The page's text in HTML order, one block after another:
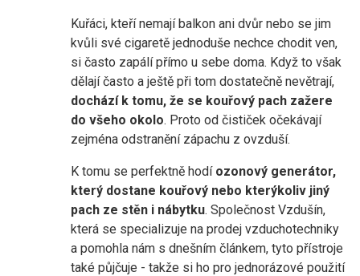
Kuřáci, kteří nemají balkon ani dvůr nebo se jim
kvůli své cigaretě jednoduše nechce chodit ven,
si často zapálí přímo u sebe doma. Když to však
dělají často a ještě při tom dostatečně nevětrají,
dochází k tomu, že se kouřový pach zažere
do všeho okolo. Proto od čističek očekávají
zejména odstranění zápachu z ovzduší.
K tomu se perfektně hodí ozonový generátor,
který dostane kouřový nebo kterýkoliv jiný
pach ze stěn i nábytku. Společnost Vzdušín,
která se specializuje na prodej vzduchotechniky
a pomohla nám s dnešním článkem, tyto přístroje
také půjčuje - takže si ho pro jednorázové použití